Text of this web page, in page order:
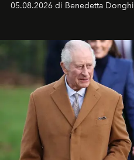
05.08.2026 di Benedetta Donghi